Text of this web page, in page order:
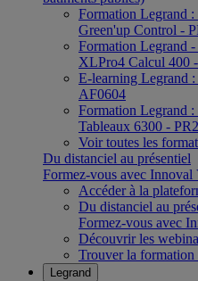
Formation Legrand :
Green'up Control -
Formation Legrand
XLPro4 Calcul 400
E-learning Legrand
AF0604
Formation Legrand
Tableaux 6300 -
Voir toutes les
Du distanciel au présentiel
Formez-vous avec Innoval
Accéder à la
Du distanciel au
Formez-vous avec
Découvrir les
Trouver la formation
Legrand